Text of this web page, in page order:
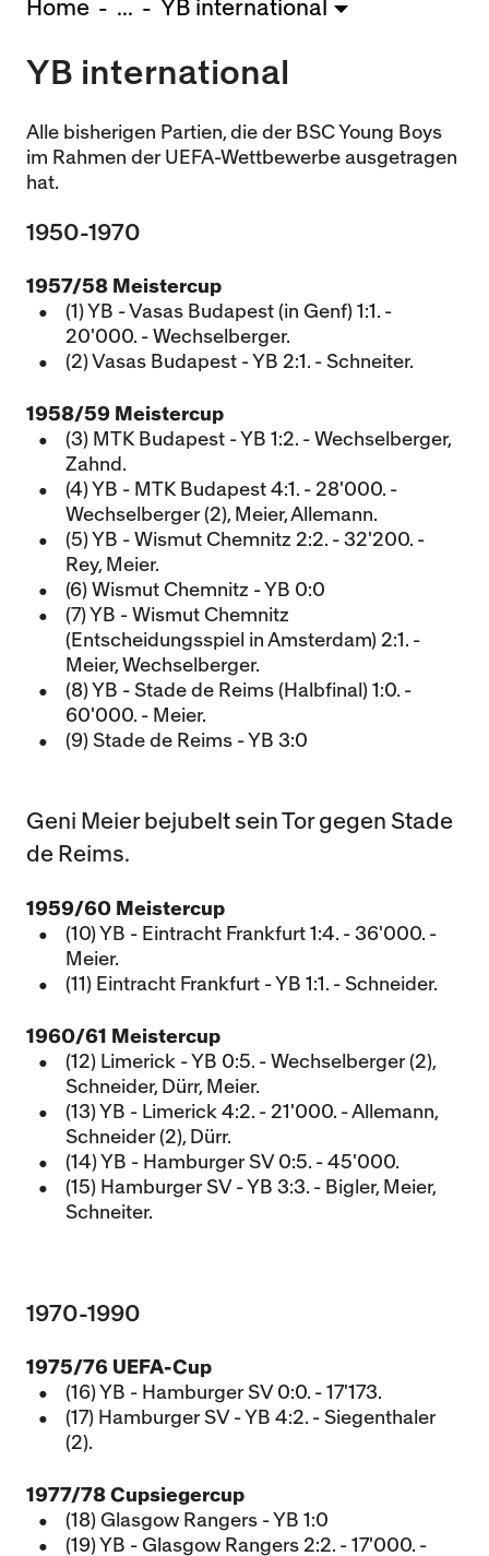
U15 - Lugano *
3:1
Nachwuchs Frauen
Team AFF/FFV - FU18 *
1:8
Breitenrain - FU17 *
2:1
Thörishaus - FU15
Home ... YB international
YB international
Alle bisherigen Partien, die der BSC Young Boys
im Rahmen der UEFA-Wettbewerbe ausgetragen
hat.
1950-1970
1957/58 Meistercup
(1) YB - Vasas Budapest (in Genf) 1:1. -
20'000. - Wechselberger.
(2) Vasas Budapest - YB 2:1. - Schneiter.
1958/59 Meistercup
(3) MTK Budapest - YB 1:2. - Wechselberger,
Zahnd.
(4) YB - MTK Budapest 4:1. - 28'000. -
Wechselberger (2), Meier, Allemann.
(5) YB - Wismut Chemnitz 2:2. - 32'200. -
Rey, Meier.
(6) Wismut Chemnitz - YB 0:0
(7) YB - Wismut Chemnitz
(Entscheidungsspiel in Amsterdam) 2:1. -
Meier, Wechselberger.
(8) YB - Stade de Reims (Halbfinal) 1:0. -
60'000. - Meier.
(9) Stade de Reims - YB 3:0
Geni Meier bejubelt sein Tor gegen Stade
de Reims.
1959/60 Meistercup
(10) YB - Eintracht Frankfurt 1:4. - 36'000. -
Meier.
(11) Eintracht Frankfurt - YB 1:1. - Schneider.
1960/61 Meistercup
(12) Limerick - YB 0:5. - Wechselberger (2),
Schneider, Dürr, Meier.
(13) YB - Limerick 4:2. - 21'000. - Allemann,
Schneider (2), Dürr.
(14) YB - Hamburger SV 0:5. - 45'000.
(15) Hamburger SV - YB 3:3. - Bigler, Meier,
Schneiter.
1970-1990
1975/76 UEFA-Cup
(16) YB - Hamburger SV 0:0. - 17'173.
(17) Hamburger SV - YB 4:2. - Siegenthaler
(2).
1977/78 Cupsiegercup
(18) Glasgow Rangers - YB 1:0
(19) YB - Glasgow Rangers 2:2. - 17'000. -